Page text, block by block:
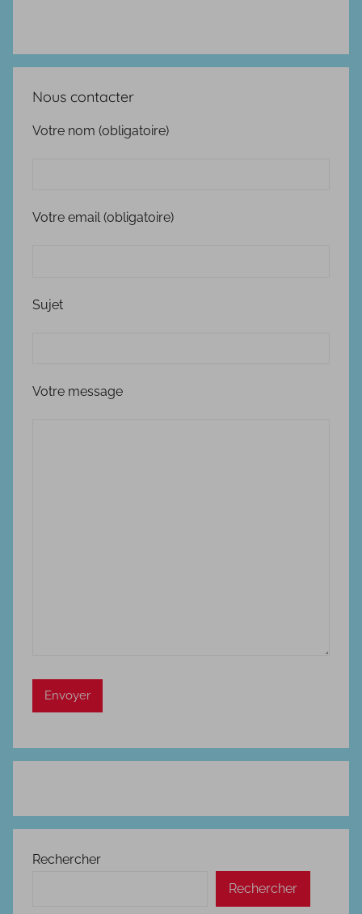
Nous contacter
Votre nom (obligatoire)
Votre email (obligatoire)
Sujet
Votre message
Rechercher
Rechercher